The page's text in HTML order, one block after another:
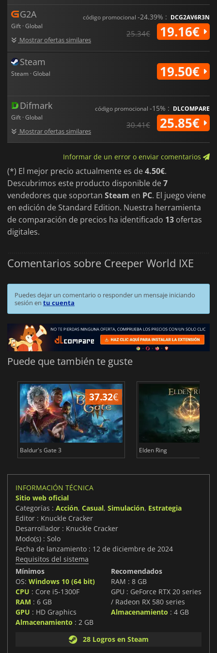
G2A
Gift · Global
Mostrar ofertas similares
código promocional -24.39% : DCG2AV6R3N
25.34€ 19.16€
Steam
Steam · Global 19.50€
Difmark
Gift · Global
Mostrar ofertas similares
código promocional -15% : DLCOMPARE
30.41€ 25.85€
Informar de un error o enviar comentarios
(*) El mejor precio actualmente es de4.50€.
Descubrimos este producto disponible de7
vendedores que soportan Steam en PC. El juego viene
en edición de Standard Edition. Nuestra herramienta
de comparación de precios ha identificado 13 ofertas
digitales.
Comentarios sobre Creeper World IXE
Puedes dejar un comentario o responder un mensaje iniciando
sesión en tu cuenta
Puede que también te guste
37.32€
Baldur's Gate 3 Elden Ring
INFORMACIÓN TÉCNICA
Sitio web oficial
Categorías : Acción, Casual, Simulación, Estrategia
Editor : Knuckle Cracker
Desarrollador : Knuckle Cracker
Modo(s) : Solo
Fecha de lanzamiento : 12 de diciembre de 2024
Requisitos del sistema
Mínimos
OS: Windows 10 (64 bit)
CPU : Core i5-1300F
RAM : 6 GB
GPU : HD Graphics
Almacenamiento : 2 GB
Recomendados
RAM : 8 GB
GPU : GeForce RTX 20 series
/ Radeon RX 580 series
Almacenamiento : 4 GB
28 Logros en Steam